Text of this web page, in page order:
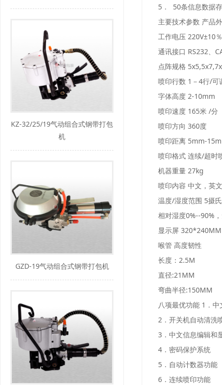
KZ-32/25/19气动组合式钢带打包
机
GZD-19气动组合式钢带打包机
5． 50条信息数据
主要技术参数 产品
工作电压 220V±10
通讯接口 RS232、
点阵规格
喷印行数 1－4行/可
字体高度 2-10mm
喷印速度 165米 /分
喷印方向 360度
喷印距离 5mm-
喷印格式 连续/超时
机器重量 27kg
喷印内容 中文，英
温度/湿度范围 5摄
相对湿度0%--90%
显示屏 320*240MM
喉管 高度韧性
长度：2.5M
直径:21MM
弯曲半径:150MM
八项最优功能 1．中
2．开关机自动清洗
3．中文信息编辑和
4．密码保护系统
5．自动计数器功能
6．连续喷印功能